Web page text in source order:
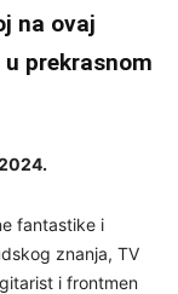
na ovaj
prekrasnom
fantastike i
znanja, TV
i frontmen